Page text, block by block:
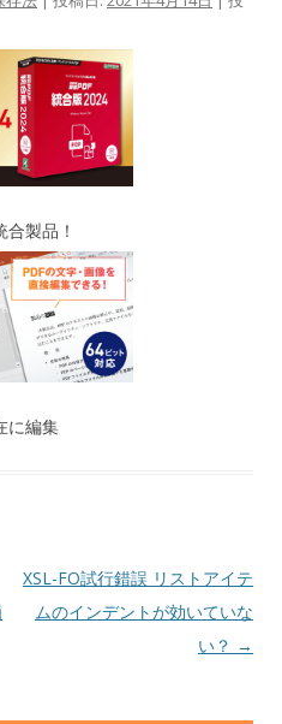
製品！
に編集
XSL-FO試行錯誤 リストアイテ
ムのインデントが効いていな
い？ →